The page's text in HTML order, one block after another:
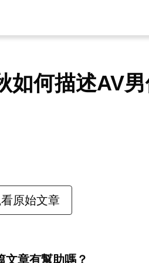
如何描述AV
原始文章
文章有幫助嗎？